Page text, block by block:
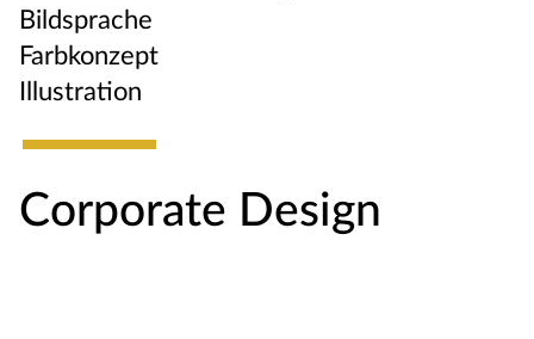
Corporate Design
Bildsprache
Farbkonzept
Illustration